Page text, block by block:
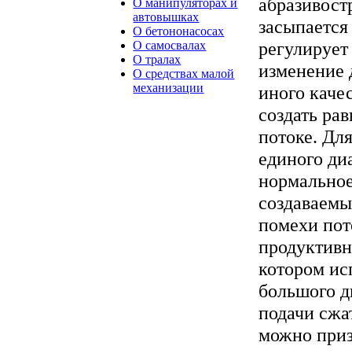
О манипуляторах и
автовышках
О бетононасосах
О самосвалах
О тралах
О средствах малой
механизации
изменение
иного
создать
потоке.
единого
помехи
котором
большого
подачи
можно